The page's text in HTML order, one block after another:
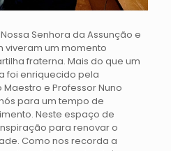
Senhora da Assunção e
viveram um momento
fraterna. Mais do que um
foi enriquecido pela
e Professor Nuno
para um tempo de
Neste espaço de
para renovar o
Como nos recorda a